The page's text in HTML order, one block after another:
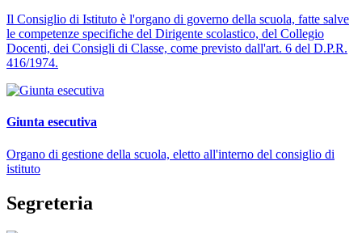
Il Consiglio di Istituto è l'organo di governo della scuola, fatte salve
le competenze specifiche del Dirigente scolastico, del Collegio
Docenti, dei Consigli di Classe, come previsto dall'art. 6 del D.P.R.
416/1974.
Giunta esecutiva
Organo di gestione della scuola, eletto all'interno del consiglio di
istituto
Segreteria